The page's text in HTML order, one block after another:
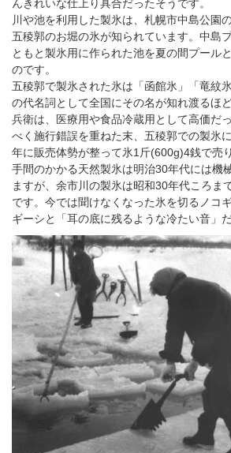
んきれいな仕上り具合だったそうです。
川や池を利用した製氷は、札幌市中島公園
五稜郭のお堀の氷が知られています。中島
ともと製氷用に作られた池を夏の間プール
のです。
五稜郭で製氷された氷は「函館氷」「竜紋
の代名詞として全国にその名が知れ渡るほ
兵衛は、医療用や食品冷蔵用として高価だ
べく施行錯誤を重ねた末、五稜郭での製氷
年に販売体勢が整って氷1斤(600g)4銭で売
手間のかかる天然製氷は明治30年代には機
ますが、余市川の製氷は昭和30年代ころま
です。今では聞けなくなった氷を切るノコ
ギーシと「耳の底に残るような冷たい音」